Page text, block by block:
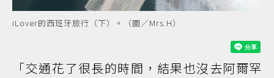
iLover的西班牙旅行（下）。（圖／Mrs.H）
「交通花了很長的時間，結果也沒去阿爾罕